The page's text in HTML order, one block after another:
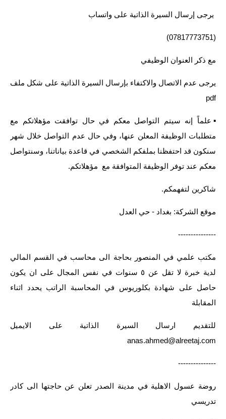
يرجى إرسال السيرة الذاتية على واتساب
(07817773751)
مع ذكر العنوان الوظيفي
يرجى عدم الاتصال والاكتفاء بإرسال السيرة الذاتية على شكل ملف
pdf
▪️علماً إنه سيتم التواصل معكم في حال توافقت مؤهلاتكم مع
متطلبات الوظيفة المعلن عنها، وفي حال عدم التواصل خلال شهر
سنكون قد احتفظنا بملفكم الشخصي في قاعدة بياناتنا، وسنتواصل
معكم عند توفر الوظيفة المتوافقة مع مؤهلاتكم.
شاكرين لتفهمكم.
موقع الشركة: بغداد - حي العدل
---------------
مكتب علمي في المنصور بحاجة الى محاسب في القسم المالي
لدية خبرة لا تقل عن ٥ سنوات في نفس المجال على ان يكون
حاصل على شهادة بكلوريوس في المحاسبة الراتب يحدد اثناء
المقابلة
للتقديم ارسال السيرة الذاتية على الايميل
anas.ahmed@alreetaj.com
---------------
روضة عسول الاهلية في مدينة الصدر تعلن عن حاجتها الى كادر
تدريسي